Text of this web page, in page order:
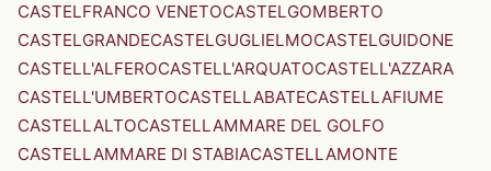
CASTELFRANCO VENETOCASTELGOMBERTO
CASTELGRANDECASTELGUGLIELMOCASTELGUIDONE
CASTELL'ALFEROCASTELL'ARQUATOCASTELL'AZZARA
CASTELL'UMBERTOCASTELLABATECASTELLAFIUME
CASTELLALTOCASTELLAMMARE DEL GOLFO
CASTELLAMMARE DI STABIACASTELLAMONTE